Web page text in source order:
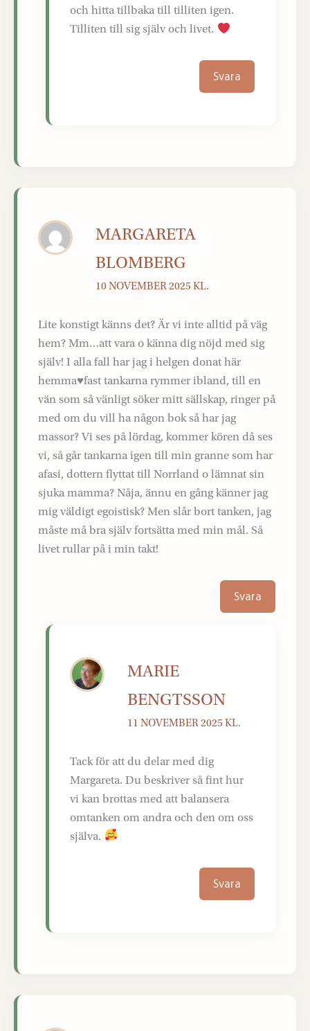
och hitta tillbaka till tilliten igen.
Tilliten till sig själv och livet.
Svara
MARGARETA
BLOMBERG
10 NOVEMBER 2025 KL.
Lite konstigt känns det? Är vi inte alltid på väg
hem? Mm…att vara o känna dig nöjd med sig
själv! I alla fall har jag i helgen donat här
hemma♥️fast tankarna rymmer ibland, till en
vän som så vänligt söker mitt sällskap, ringer på
med om du vill ha någon bok så har jag
massor? Vi ses på lördag, kommer kören då ses
vi, så går tankarna igen till min granne som har
afasi, dottern flyttat till Norrland o lämnat sin
sjuka mamma? Nåja, ännu en gång känner jag
mig väldigt egoistisk? Men slår bort tanken, jag
måste må bra själv fortsätta med min mål. Så
livet rullar på i min takt!
Svara
MARIE
BENGTSSON
11 NOVEMBER 2025 KL.
Tack för att du delar med dig
Margareta. Du beskriver så fint hur
vi kan brottas med att balansera
omtanken om andra och den om oss
själva.
Svara